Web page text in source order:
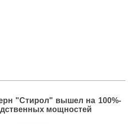
"Стирол" вышел на 100%-
мощностей